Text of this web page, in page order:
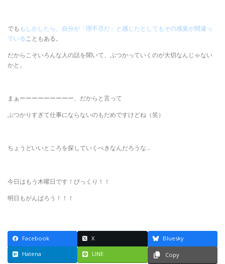
でも もしかしたら、自分が「理不尽だ」と感じたとしてもその感覚が間違っ
ていることもある。
だからこそいろんな人の話を聞いて、ぶつかっていくのが大切なんじゃない
かと。
まぁーーーーーーーーー、だからと言って
ぶつかりすぎて仕事にならないのもだめですけどね（笑）
ちょうどいいところを探していくべきなんだろうな…
今日はもう木曜日です！びっくり！！
明日もがんばろう！！！
Facebook X Bluesky
Hatena LINE Copy